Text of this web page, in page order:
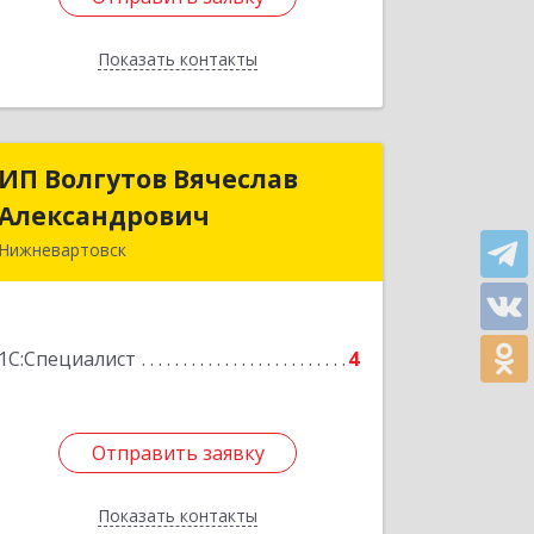
Показать контакты
Назад
ИП Волгутов Вячеслав
Нижневартовск
1С:Специалист 4
Отправить заявку
Показать контакты
ИП Волгутов Вячеслав
Александрович
ул, дом № 19, кв.81
Отправить заявку